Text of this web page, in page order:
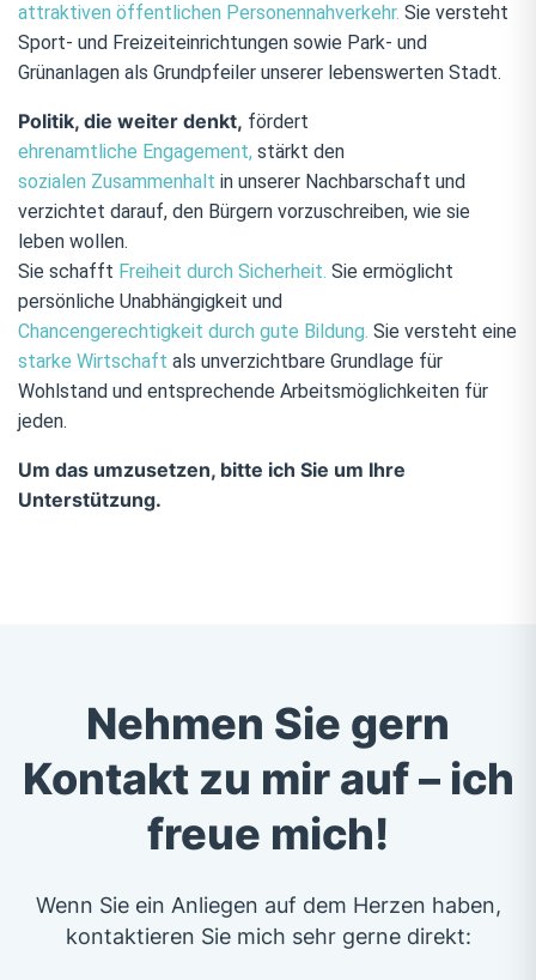
attraktiven öffentlichen Personennahverkehr. Sie versteht
Sport- und Freizeiteinrichtungen sowie Park- und
Grünanlagen als Grundpfeiler unserer lebenswerten Stadt.
Politik, die weiter denkt, fördert
ehrenamtliche Engagement, stärkt den
sozialen Zusammenhalt in unserer Nachbarschaft und
verzichtet darauf, den Bürgern vorzuschreiben, wie sie
leben wollen.
Sie schafft Freiheit durch Sicherheit. Sie ermöglicht
persönliche Unabhängigkeit und
Chancengerechtigkeit durch gute Bildung. Sie versteht eine
starke Wirtschaft als unverzichtbare Grundlage für
Wohlstand und entsprechende Arbeitsmöglichkeiten für
jeden.
Um das umzusetzen, bitte ich Sie um Ihre
Unterstützung.
Nehmen Sie gern
Kontakt zu mir auf – ich
freue mich!
Wenn Sie ein Anliegen auf dem Herzen haben,
kontaktieren Sie mich sehr gerne direkt: